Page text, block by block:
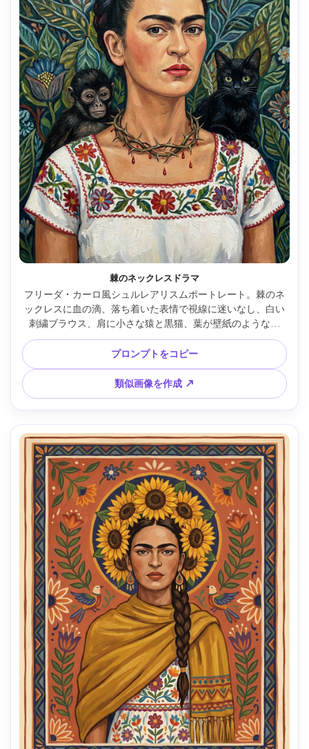
棘のネックレスドラマ
フリーダ・カーロ風シュルレアリスムポートレート。棘のネ
ックレスに血の滴、落ち着いた表情で視線に迷いなし、白い
刺繍ブラウス、肩に小さな猿と黒猫、葉が壁紙のような背
景、太い輪郭、鮮やかな色素、刷毛の質感、象徴的で強烈、
ギャラリー品質イラスト、85mmレンズ、浅い被写界深度、
柔らかなシネマティック照明 --ar 4:5
プロンプトをコピー
類似画像を作成 ↗